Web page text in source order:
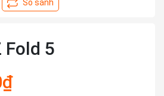
Fold 5